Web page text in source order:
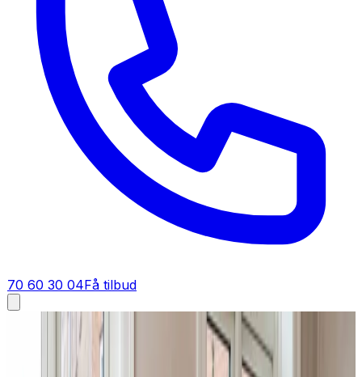
70 60 30 04Få tilbud
Industriventilation i
Industriventilation i Munkebo